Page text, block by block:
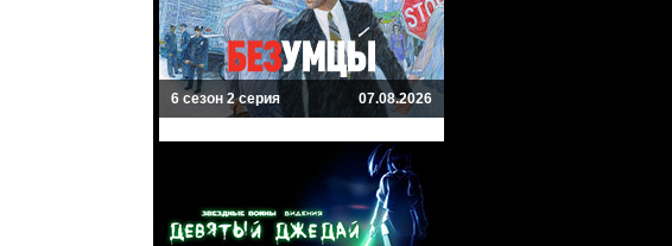
6 сезон 2 серия 07.08.2026